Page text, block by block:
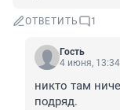
ОТВЕТИТЬ 1
Гость
4 июня, 13:34
никто там
подряд.